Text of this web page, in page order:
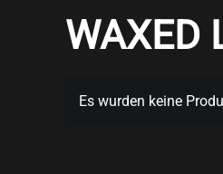
WAXED
Es wurden keine